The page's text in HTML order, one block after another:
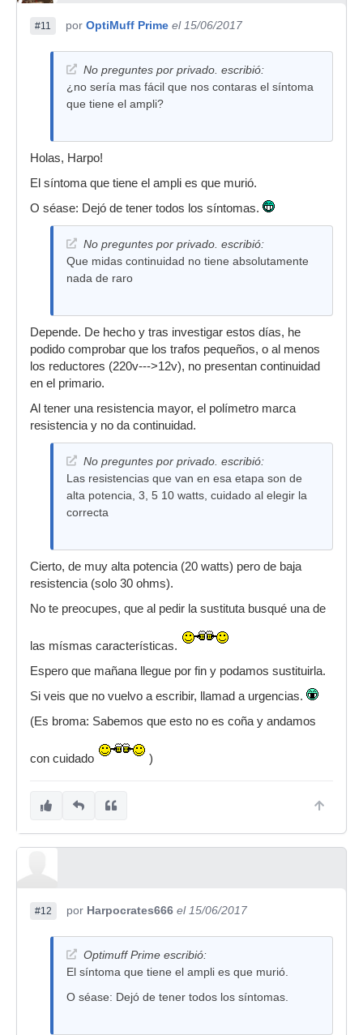
#11 por OptiMuff Prime el 15/06/2017
No preguntes por privado. escribió:
¿no sería mas fácil que nos contaras el síntoma
que tiene el ampli?
Holas, Harpo!
El síntoma que tiene el ampli es que murió.
O séase: Dejó de tener todos los síntomas.
No preguntes por privado. escribió:
Que midas continuidad no tiene absolutamente
nada de raro
Depende. De hecho y tras investigar estos días, he
podido comprobar que los trafos pequeños, o al menos
los reductores (220v--->12v), no presentan continuidad
en el primario.
Al tener una resistencia mayor, el polímetro marca
resistencia y no da continuidad.
No preguntes por privado. escribió:
Las resistencias que van en esa etapa son de
alta potencia, 3, 5 10 watts, cuidado al elegir la
correcta
Cierto, de muy alta potencia (20 watts) pero de baja
resistencia (solo 30 ohms).
No te preocupes, que al pedir la sustituta busqué una de
las mísmas características.
Espero que mañana llegue por fin y podamos sustituirla.
Si veis que no vuelvo a escribir, llamad a urgencias.
(Es broma: Sabemos que esto no es coña y andamos
con cuidado )
#12 por Harpocrates666 el 15/06/2017
Optimuff Prime escribió:
El síntoma que tiene el ampli es que murió.
O séase: Dejó de tener todos los síntomas.